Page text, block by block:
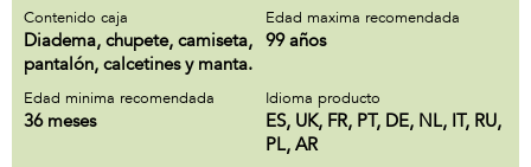
Contenido caja
Diadema, chupete, camiseta,
pantalón, calcetines y manta.
Edad maxima recomendada
99 años
Edad minima recomendada
36 meses
Idioma producto
ES, UK, FR, PT, DE, NL, IT, RU,
PL, AR